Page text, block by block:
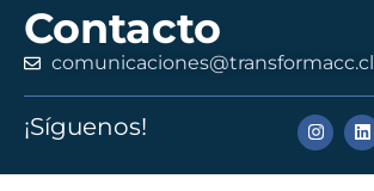
Contacto
comunicaciones@transformacc.cl
¡Síguenos!